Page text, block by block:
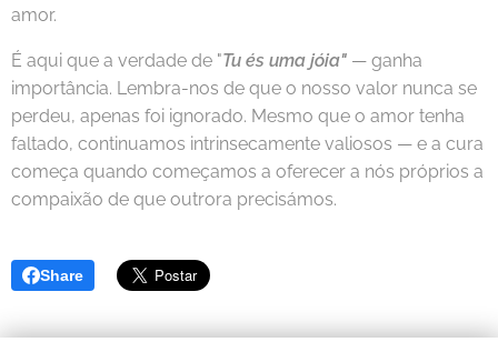
amor.
É aqui que a verdade de "Tu és uma jóia" — ganha
importância. Lembra-nos de que o nosso valor nunca se
perdeu, apenas foi ignorado. Mesmo que o amor tenha
faltado, continuamos intrinsecamente valiosos — e a cura
começa quando começamos a oferecer a nós próprios a
compaixão de que outrora precisámos.
Share